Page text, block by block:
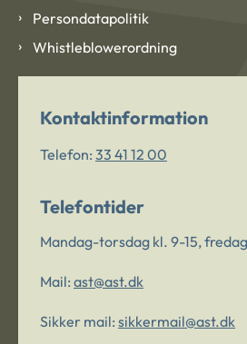
Persondatapolitik
Whistleblowerordning
Kontaktinformation
Telefon: 33 41 12 00
Telefontider
Mandag-torsdag kl. 9-15,
Mail: ast@ast.dk
Sikker mail: sikkermail@ast.dk